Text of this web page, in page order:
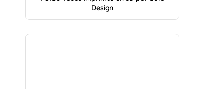
Design